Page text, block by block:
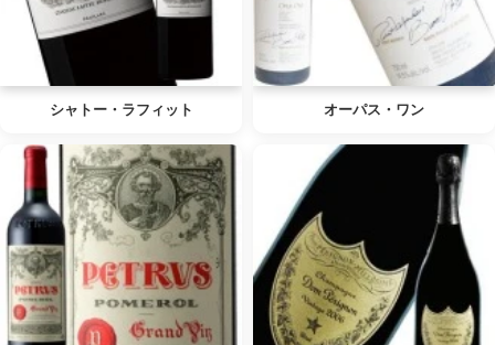
シャトー・ラフィット オーパス・ワン